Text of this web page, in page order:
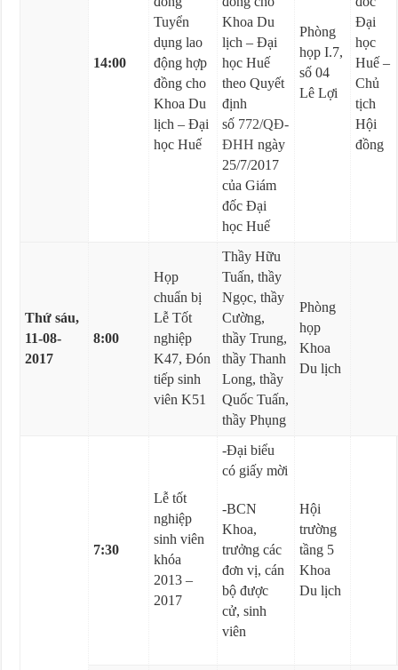
14:00
Tuyển
dụng lao
động hợp
đồng cho
Khoa Du
lịch – Đại
học Huế
Khoa Du
lịch – Đại
học Huế
theo Quyết
định
số 772/QĐ-
ĐHH ngày
25/7/2017
của Giám
đốc Đại
học Huế
Phòng
họp I.7,
số 04
Lê Lợi
Đại
học
Huế –
Chủ
tịch
Hội
đồng
Thứ sáu,
11-08-
2017
8:00
Họp
chuẩn bị
Lễ Tốt
nghiệp
K47, Đón
tiếp sinh
viên K51
Thầy Hữu
Tuấn, thầy
Ngọc, thầy
Cường,
thầy Trung,
thầy Thanh
Long, thầy
Quốc Tuấn,
thầy Phụng
Phòng
họp
Khoa
Du lịch
7:30
Lễ tốt
nghiệp
sinh viên
khóa
2013 –
2017
-Đại biểu
có giấy mời
-BCN
Khoa,
trưởng các
đơn vị, cán
bộ được
cử, sinh
viên
Hội
trường
tầng 5
Khoa
Du lịch